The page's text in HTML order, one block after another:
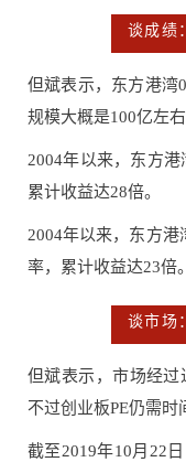
谈成绩
但斌表示，东方港湾
规模大概是100亿左右
2004年以来，东方港
累计收益达28倍。
2004年以来，东方港
率，累计收益达23倍。
谈市场
但斌表示，市场经过
不过创业板PE仍需时
截至2019年10月22